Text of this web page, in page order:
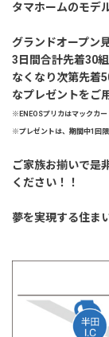
タマホームのモデ
グランドオープン
3日間合計先着30
なくなり次第先着
なプレゼントをご
※ENEOSプリカはマックカー
※プレゼントは、期間中1回
ご家族お揃いで是
ください！！
夢を実現する住ま